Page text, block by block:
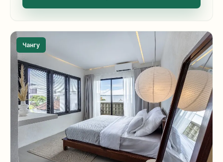
Чангу